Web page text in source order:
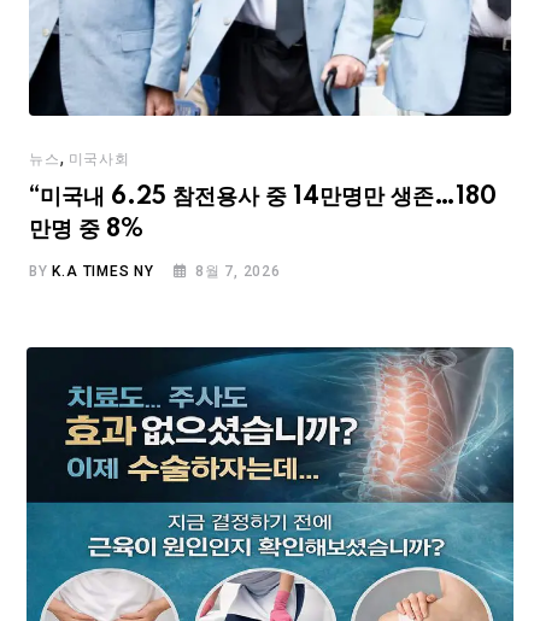
뉴스, 미국사회
“미국내 6.25 참전용사 중 14만명만 생존…180
만명 중 8%
BY K.A TIMES NY 8월 7, 2026